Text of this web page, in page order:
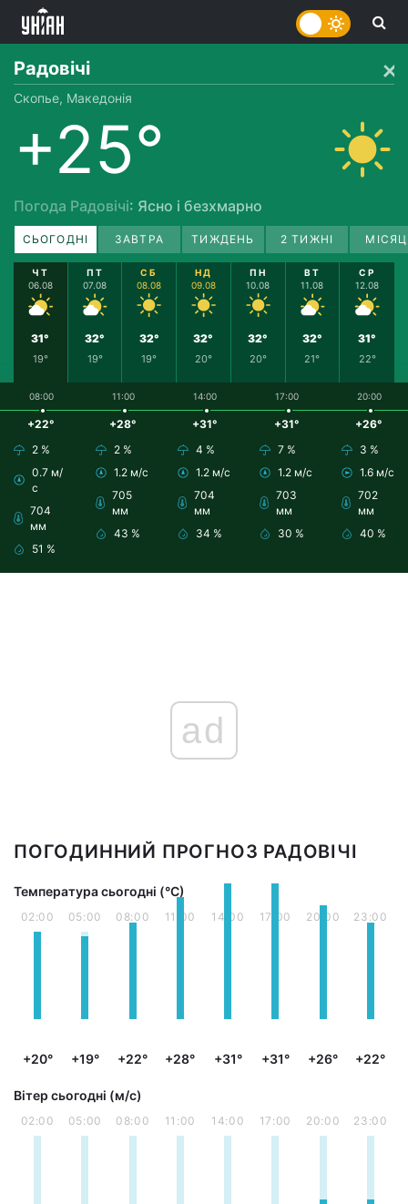
Радовічі
Скопье, Македонія
+25°
Погода Радовічі: Ясно і безхмарно
СЬОГОДНІ ЗАВТРА ТИЖДЕНЬ 2 ТИЖНІ
ЧТ
06.08
31°
19°
ПТ
07.08
32°
19°
СБ
08.08
32°
19°
НД
09.08
32°
20°
ПН
10.08
32°
20°
ВТ
11.08
32°
21°
СР
12.08
31°
22°
08:00
+22°
2 %
0.7 м/
с
704
мм
51 %
11:00
+28°
2 %
1.2 м/с
705
мм
43 %
14:00
+31°
4 %
1.2 м/с
704
мм
34 %
17:00
+31°
7 %
1.2 м/с
703
мм
30 %
20:00
+26°
3 %
1.6 м/с
702
мм
40 %
ad
ПОГОДИННИЙ ПРОГНОЗ РАДОВІЧІ
Температура сьогодні (°С)
02:00
+20°
05:00
+19°
08:00
+22°
11:00
+28°
14:00
+31°
17:00
+31°
20:00
+26°
23:00
+22°
Вітер сьогодні (м/с)
02:00 05:00 08:00 11:00 14:00 17:00 20:00 23:00